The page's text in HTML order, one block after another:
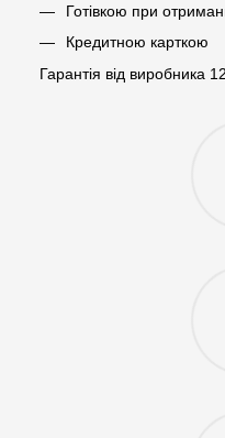
Готівкою при
Кредитною карткою
Гарантія від виробника 12